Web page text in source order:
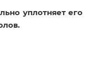
уплотняет его